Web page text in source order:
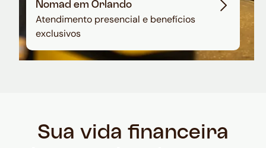
Nomad em Orlando
Atendimento presencial e benefícios
exclusivos
Sua vida financeira